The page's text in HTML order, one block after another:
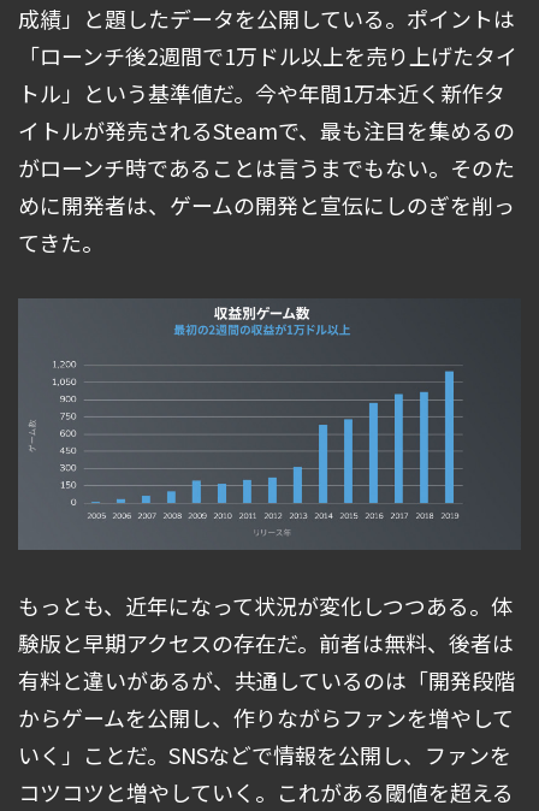
成績」と題したデータを公開している。ポイントは
「ローンチ後2週間で1万ドル以上を売り上げたタイ
トル」という基準値だ。今や年間1万本近く新作タ
イトルが発売されるSteamで、最も注目を集めるの
がローンチ時であることは言うまでもない。そのた
めに開発者は、ゲームの開発と宣伝にしのぎを削っ
てきた。
もっとも、近年になって状況が変化しつつある。体
験版と早期アクセスの存在だ。前者は無料、後者は
有料と違いがあるが、共通しているのは「開発段階
からゲームを公開し、作りながらファンを増やして
いく」ことだ。SNSなどで情報を公開し、ファンを
コツコツと増やしていく。これがある閾値を超える